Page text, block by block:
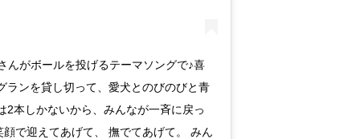
んがボールを投げるテーマソングで♪喜
ランを貸し切って、愛犬とのびのびと青
2本しかないから、みんなが一斉に戻っ
で迎えてあげて、 撫でてあげて。 みん